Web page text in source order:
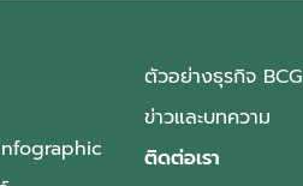
ตัวอย่างธุรกิจ BCG
ข่าวและบทความ
ติดต่อเรา